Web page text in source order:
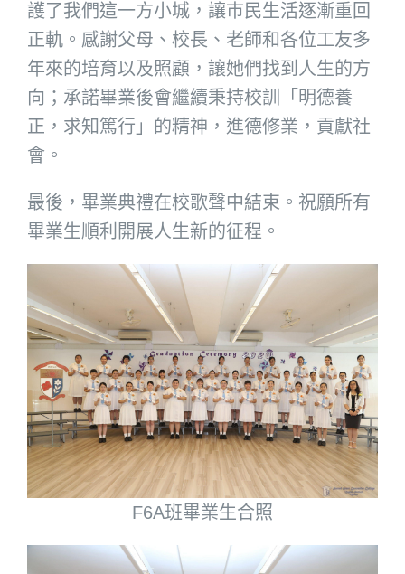
護了我們這一方小城，讓巿民生活逐漸重回
正軌。感謝父母、校長、老師和各位工友多
年來的培育以及照顧，讓她們找到人生的方
向；承諾畢業後會繼續秉持校訓「明德養
正，求知篤行」的精神，進德修業，貢獻社
會。
最後，畢業典禮在校歌聲中結束。祝願所有
畢業生順利開展人生新的征程。
F6A班畢業生合照